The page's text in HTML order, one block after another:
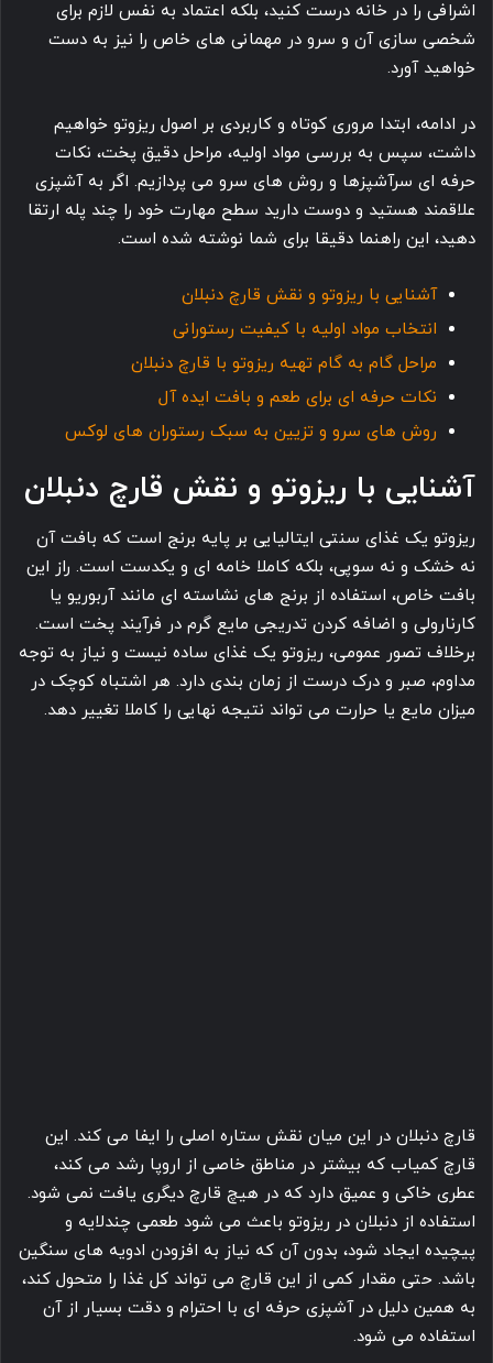
اشرافی را در خانه درست کنید، بلکه اعتماد به نفس لازم برای
شخصی سازی آن و سرو در مهمانی های خاص را نیز به دست
خواهید آورد.
در ادامه، ابتدا مروری کوتاه و کاربردی بر اصول ریزوتو خواهیم
داشت، سپس به بررسی مواد اولیه، مراحل دقیق پخت، نکات
حرفه ای سرآشپزها و روش های سرو می پردازیم. اگر به آشپزی
علاقمند هستید و دوست دارید سطح مهارت خود را چند پله ارتقا
دهید، این راهنما دقیقا برای شما نوشته شده است.
آشنایی با ریزوتو و نقش قارچ دنبلان
انتخاب مواد اولیه با کیفیت رستورانی
مراحل گام به گام تهیه ریزوتو با قارچ دنبلان
نکات حرفه ای برای طعم و بافت ایده آل
روش های سرو و تزیین به سبک رستوران های لوکس
آشنایی با ریزوتو و نقش قارچ دنبلان
ریزوتو یک غذای سنتی ایتالیایی بر پایه برنج است که بافت آن
نه خشک و نه سوپی، بلکه کاملا خامه ای و یکدست است. راز این
بافت خاص، استفاده از برنج های نشاسته ای مانند آربوریو یا
کارنارولی و اضافه کردن تدریجی مایع گرم در فرآیند پخت است.
برخلاف تصور عمومی، ریزوتو یک غذای ساده نیست و نیاز به توجه
مداوم، صبر و درک درست از زمان بندی دارد. هر اشتباه کوچک در
میزان مایع یا حرارت می تواند نتیجه نهایی را کاملا تغییر دهد.
قارچ دنبلان در این میان نقش ستاره اصلی را ایفا می کند. این
قارچ کمیاب که بیشتر در مناطق خاصی از اروپا رشد می کند،
عطری خاکی و عمیق دارد که در هیچ قارچ دیگری یافت نمی شود.
استفاده از دنبلان در ریزوتو باعث می شود طعمی چندلایه و
پیچیده ایجاد شود، بدون آن که نیاز به افزودن ادویه های سنگین
باشد. حتی مقدار کمی از این قارچ می تواند کل غذا را متحول کند،
به همین دلیل در آشپزی حرفه ای با احترام و دقت بسیار از آن
استفاده می شود.